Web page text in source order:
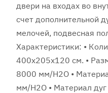
двери на входах во
счет дополнительной
мелочей, подвесная
Характеристики: •
400х205х120 см. •
8000 мм/H2O •
мм/H2O • Материал